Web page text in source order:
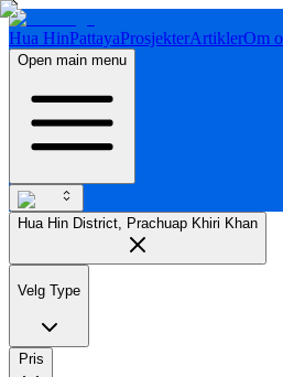
Hua HinPattayaProsjekterArtiklerOm
Open main menu
Hua Hin District, Prachuap Khiri Khan
Velg Type
Pris